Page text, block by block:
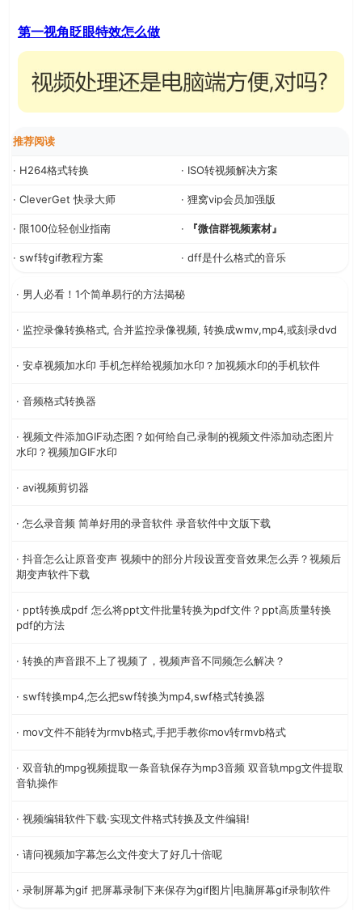
第一视角眨眼特效怎么做
推荐阅读
· H264格式转换 · ISO转视频解决方案
· CleverGet 快录大师 · 狸窝vip会员加强版
· 限100位轻创业指南 · 『微信群视频素材』
· swf转gif教程方案 · dff是什么格式的音乐
· 男人必看！1个简单易行的方法揭秘
· 监控录像转换格式, 合并监控录像视频, 转换成wmv,mp4,或刻录dvd
· 安卓视频加水印 手机怎样给视频加水印？加视频水印的手机软件
· 音频格式转换器
· 视频文件添加GIF动态图？如何给自己录制的视频文件添加动态图片
水印？视频加GIF水印
· avi视频剪切器
· 怎么录音频 简单好用的录音软件 录音软件中文版下载
· 抖音怎么让原音变声 视频中的部分片段设置变音效果怎么弄？视频后
期变声软件下载
· ppt转换成pdf 怎么将ppt文件批量转换为pdf文件？ppt高质量转换
pdf的方法
· 转换的声音跟不上了视频了，视频声音不同频怎么解决？
· swf转换mp4,怎么把swf转换为mp4,swf格式转换器
· mov文件不能转为rmvb格式,手把手教你mov转rmvb格式
· 双音轨的mpg视频提取一条音轨保存为mp3音频 双音轨mpg文件提取
音轨操作
· 视频编辑软件下载·实现文件格式转换及文件编辑!
· 请问视频加字幕怎么文件变大了好几十倍呢
· 录制屏幕为gif 把屏幕录制下来保存为gif图片|电脑屏幕gif录制软件